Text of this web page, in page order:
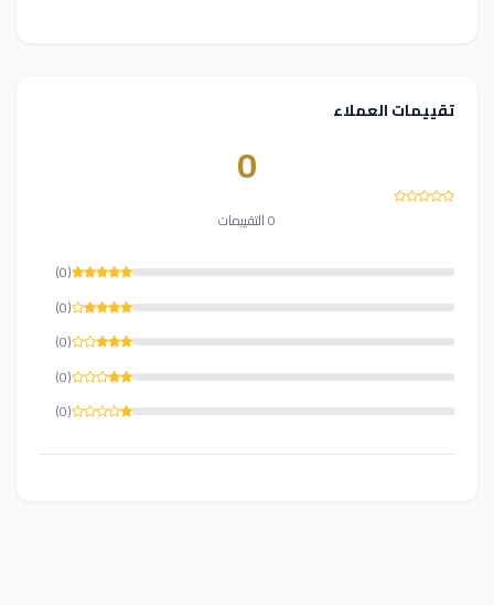
تقييمات العملاء
0
0 التقييمات
(0)
(0)
(0)
(0)
(0)